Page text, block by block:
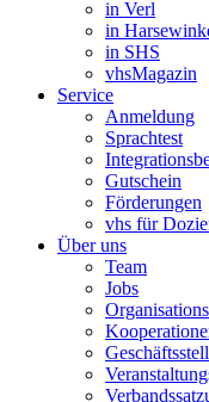
in Verl
in
in SHS
vhsMagazin
Service
Anmeldung
Sprachtest
Gutschein
Förderungen
vhs für
Über uns
Team
Jobs